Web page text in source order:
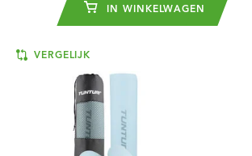
IN WINKELWAGEN
VERGELIJK